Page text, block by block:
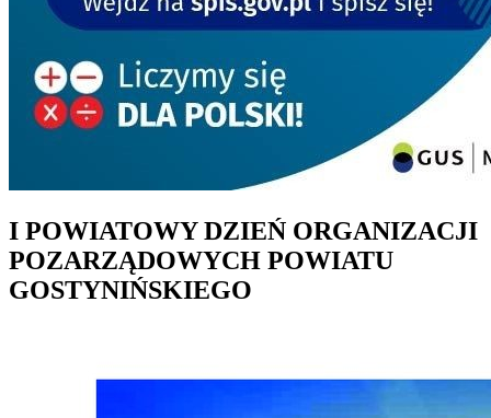
I POWIATOWY DZIEŃ ORGANIZACJI
POZARZĄDOWYCH POWIATU
GOSTYNIŃSKIEGO